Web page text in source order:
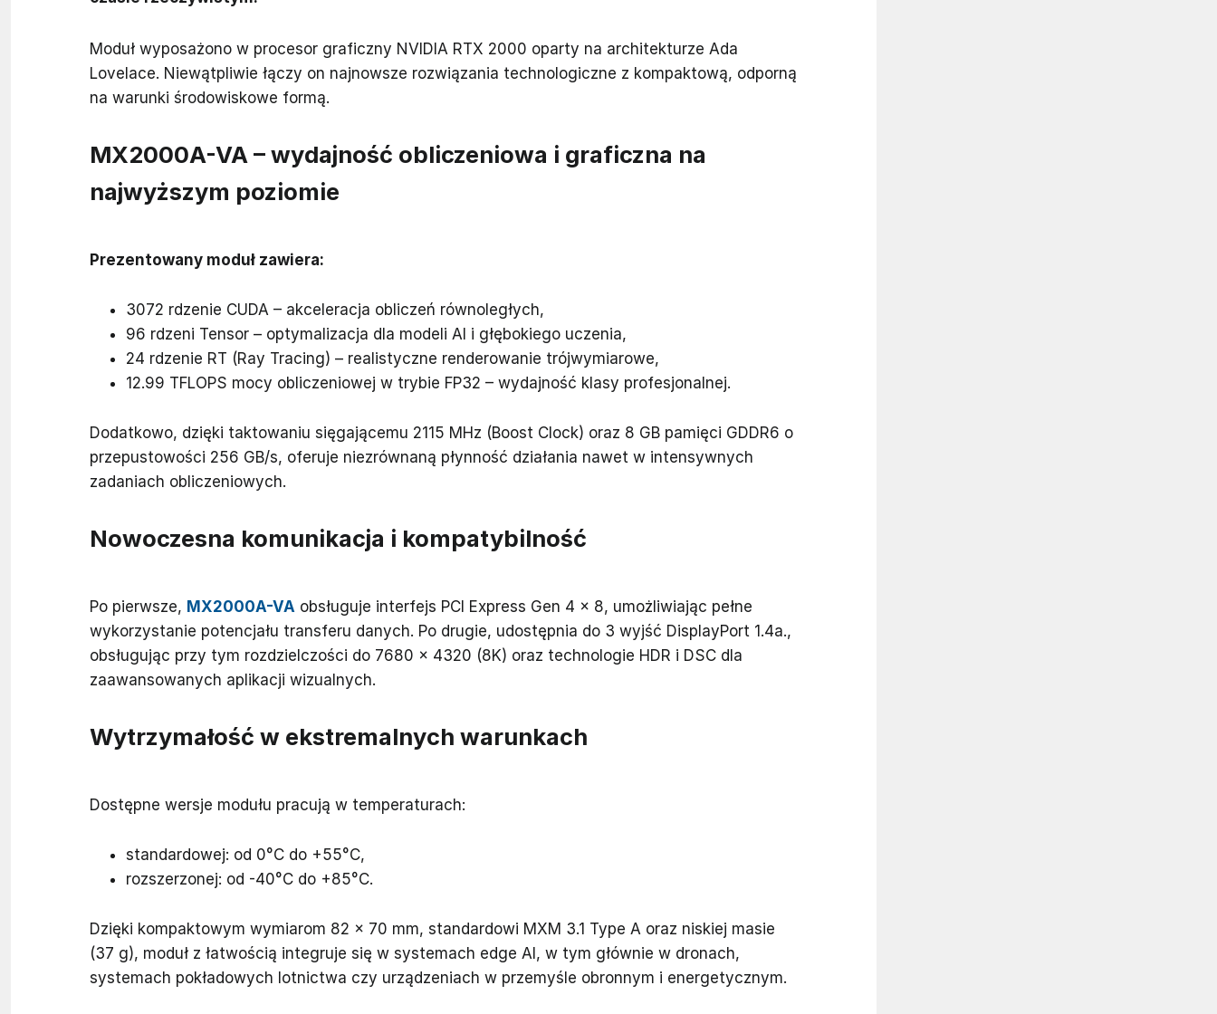
Moduł wyposażono w procesor graficzny NVIDIA RTX 2000 oparty na architekturze Ada
Lovelace. Niewątpliwie łączy on najnowsze rozwiązania technologiczne z kompaktową, odporną
na warunki środowiskowe formą.
MX2000A-VA – wydajność obliczeniowa i graficzna na
najwyższym poziomie
Prezentowany moduł zawiera:
3072 rdzenie CUDA – akceleracja obliczeń równoległych,
96 rdzeni Tensor – optymalizacja dla modeli AI i głębokiego uczenia,
24 rdzenie RT (Ray Tracing) – realistyczne renderowanie trójwymiarowe,
12.99 TFLOPS mocy obliczeniowej w trybie FP32 – wydajność klasy profesjonalnej.
Dodatkowo, dzięki taktowaniu sięgającemu 2115 MHz (Boost Clock) oraz 8 GB pamięci GDDR6 o
przepustowości 256 GB/s, oferuje niezrównaną płynność działania nawet w intensywnych
zadaniach obliczeniowych.
Nowoczesna komunikacja i kompatybilność
Po pierwsze, MX2000A-VA obsługuje interfejs PCI Express Gen 4 x 8, umożliwiając pełne
wykorzystanie potencjału transferu danych. Po drugie, udostępnia do 3 wyjść DisplayPort 1.4a.,
obsługując przy tym rozdzielczości do 7680 × 4320 (8K) oraz technologie HDR i DSC dla
zaawansowanych aplikacji wizualnych.
Wytrzymałość w ekstremalnych warunkach
Dostępne wersje modułu pracują w temperaturach:
standardowej: od 0°C do +55°C,
rozszerzonej: od -40°C do +85°C.
Dzięki kompaktowym wymiarom 82 × 70 mm, standardowi MXM 3.1 Type A oraz niskiej masie
(37 g), moduł z łatwością integruje się w systemach edge AI, w tym głównie w dronach,
systemach pokładowych lotnictwa czy urządzeniach w przemyśle obronnym i energetycznym.